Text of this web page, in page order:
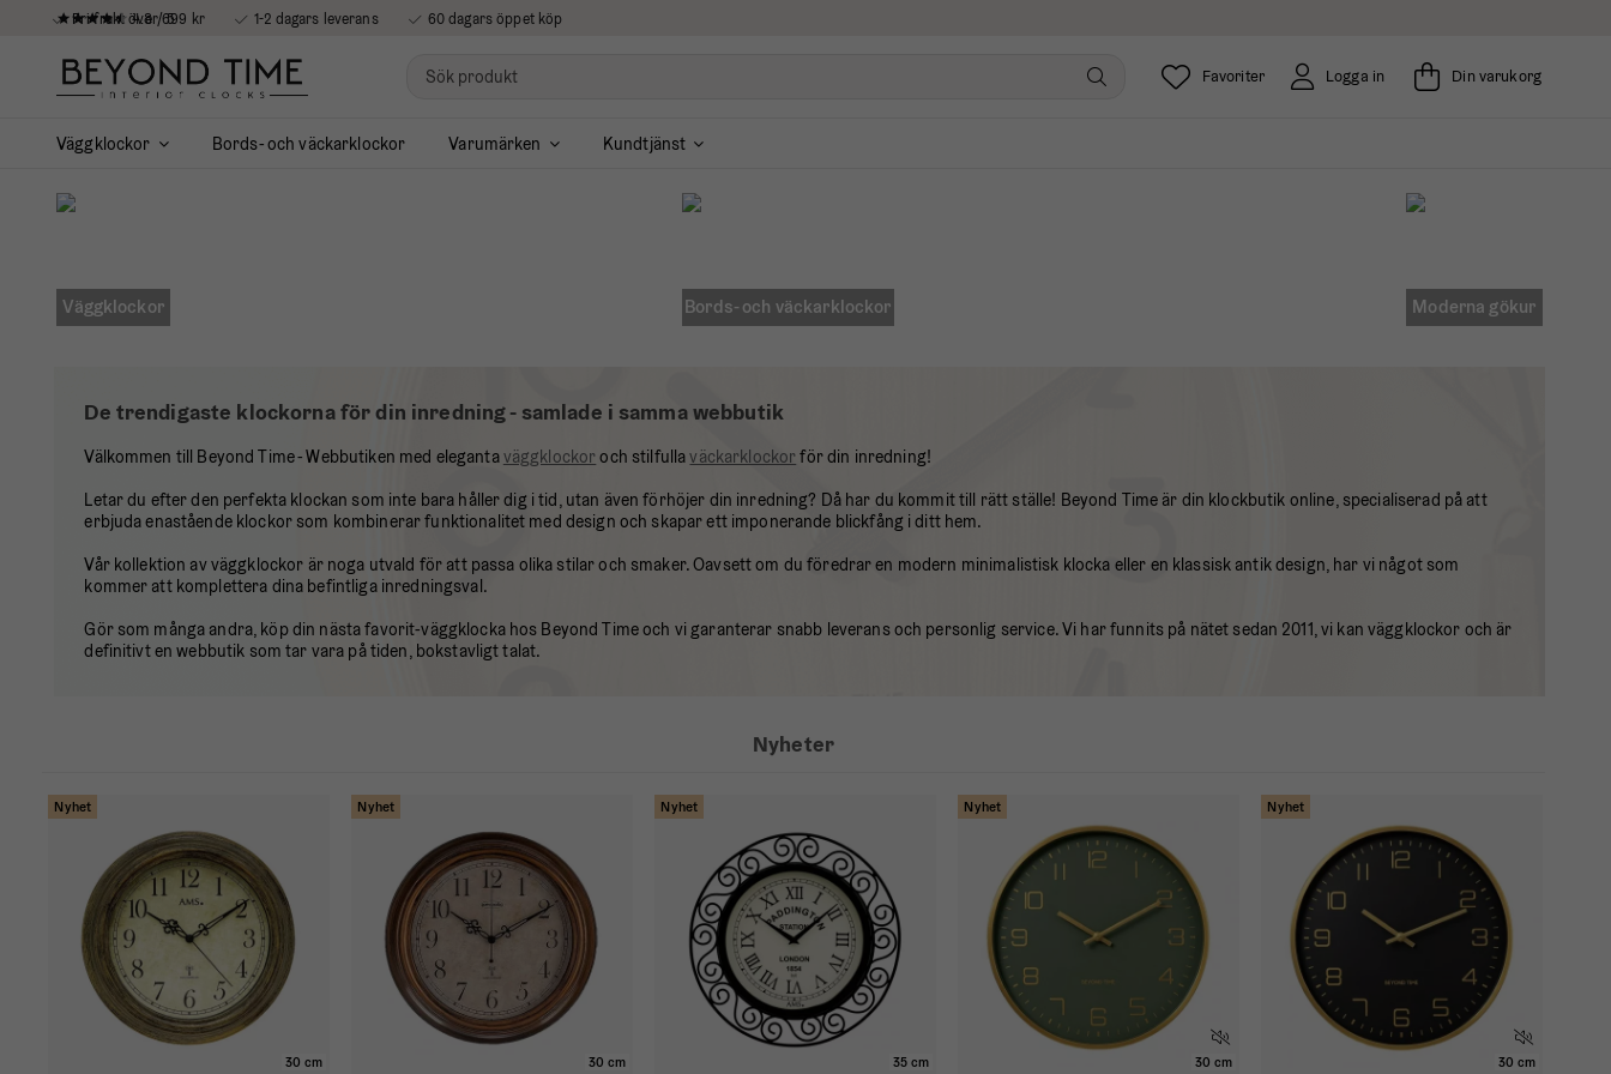
4.8 / 5
Fri frakt över 699 kr 1-2 dagars leverans 60 dagars öppet köp
Din varukorg
Logga in
Favoriter
Väggklockor Bords- och väckarklockor Varumärken Kundtjänst
Väggklockor Bords- och väckarklockor Moderna gökur
De trendigaste klockorna för din inredning - samlade i samma webbutik
Välkommen till Beyond Time - Webbutiken med elegantaväggklockoroch stilfullaväckarklockorför din inredning!
Letar du efter den perfekta klockan som inte bara håller dig i tid, utan även förhöjer din inredning? Då har du kommit till rätt ställe! Beyond Time är din klockbutik online, specialiserad på att
erbjuda enastående klockor som kombinerar funktionalitet med design och skapar ett imponerande blickfång i ditt hem.
Vår kollektion av väggklockor är noga utvald för att passa olika stilar och smaker. Oavsett om du föredrar en modern minimalistisk klocka eller en klassisk antik design, har vi något som
kommer att komplettera dina befintliga inredningsval.
Gör som många andra, köp din nästa favorit-väggklocka hos Beyond Time och vi garanterar snabb leverans och personlig service. Vi har funnits på nätet sedan 2011, vi kan väggklockor och är
definitivt en webbutik som tar vara på tiden, bokstavligt talat.
Nyheter
Nyhet
30 cm
Nyhet
30 cm
Nyhet
35 cm
Nyhet
30 cm
Nyhet
30 cm